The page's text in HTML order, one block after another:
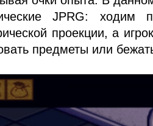
JPRG: ходим
проекции, а
предметы или